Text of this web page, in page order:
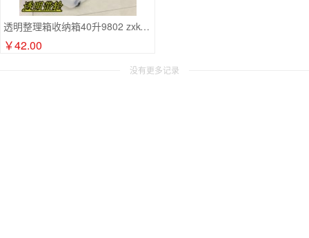
透明整理箱收纳箱40升9802 zxk-250102134550
￥42.00
没有更多记录